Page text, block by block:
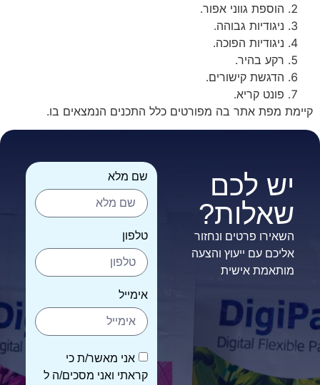
הוספת גווני אפור.
ניגודיות גבוהה.
ניגודיות הפוכה.
רקע בהיר.
הדגשת קישורים.
פונט קריא.
קיימת מפת אתר בה מפורטים כלל התכנים הנמצאים בו.
יש לכם
שאלות?
השאירו פרטים ונחזור
אליכם עם ייעוץ והצעה
מותאמת אישית
שם מלא
טלפון
אימייל
אני מאשר/ת כי
קראתי ואני מסכים/ה ל